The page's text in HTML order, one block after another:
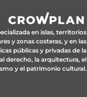
en islas, territorios
y zonas costeras, y en las
públicas y privadas de la
derecho, la arquitectura, el
y el patrimonio cultural.